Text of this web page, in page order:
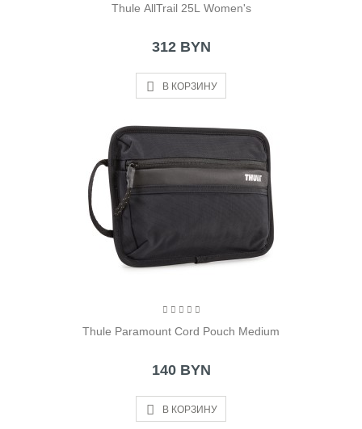
Thule AllTrail 25L Women's
312 BYN
В КОРЗИНУ
Thule Paramount Cord Pouch Medium
140 BYN
В КОРЗИНУ